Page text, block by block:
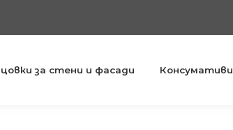
за стени и фасади Консумативи